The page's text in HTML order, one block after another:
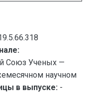
Союз Ученых —
научном
в выпуске: -